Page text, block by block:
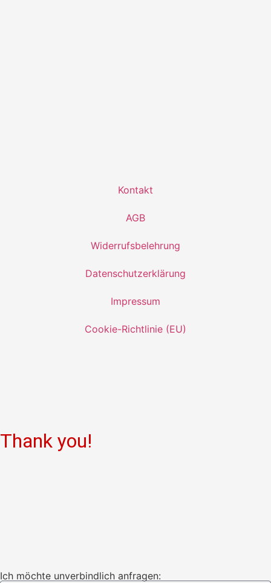
Kontakt
AGB
Widerrufsbelehrung
Datenschutzerklärung
Impressum
Cookie-Richtlinie (EU)
Thank you!
Ich möchte unverbindlich anfragen: